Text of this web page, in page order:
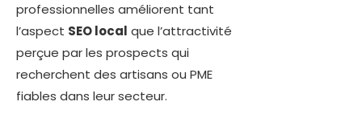
professionnelles améliorent tant
l’aspect SEO local que l’attractivité
perçue par les prospects qui
recherchent des artisans ou PME
fiables dans leur secteur.